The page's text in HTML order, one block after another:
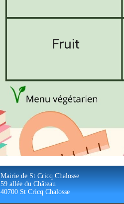
Mairie de St Cricq Chalosse
59 allée du Château
40700 St Cricq Chalosse